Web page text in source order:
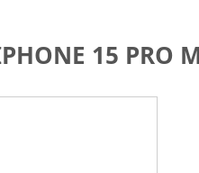
15 PRO